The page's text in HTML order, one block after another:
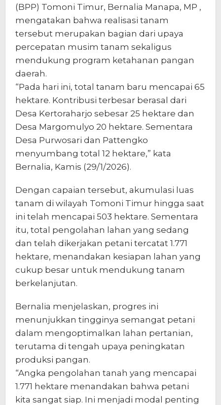
(BPP) Tomoni Timur, Bernalia Manapa, MP ,
mengatakan bahwa realisasi tanam
tersebut merupakan bagian dari upaya
percepatan musim tanam sekaligus
mendukung program ketahanan pangan
daerah.
“Pada hari ini, total tanam baru mencapai 65
hektare. Kontribusi terbesar berasal dari
Desa Kertoraharjo sebesar 25 hektare dan
Desa Margomulyo 20 hektare. Sementara
Desa Purwosari dan Pattengko
menyumbang total 12 hektare,” kata
Bernalia, Kamis (29/1/2026).
Dengan capaian tersebut, akumulasi luas
tanam di wilayah Tomoni Timur hingga saat
ini telah mencapai 503 hektare. Sementara
itu, total pengolahan lahan yang sedang
dan telah dikerjakan petani tercatat 1.771
hektare, menandakan kesiapan lahan yang
cukup besar untuk mendukung tanam
berkelanjutan.
Bernalia menjelaskan, progres ini
menunjukkan tingginya semangat petani
dalam mengoptimalkan lahan pertanian,
terutama di tengah upaya peningkatan
produksi pangan.
“Angka pengolahan tanah yang mencapai
1.771 hektare menandakan bahwa petani
kita sangat siap. Ini menjadi modal penting